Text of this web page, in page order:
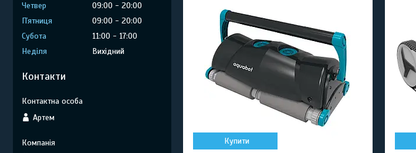
Купити
Четвер
09:00
20:00
Пʼятниця
09:00
20:00
Субота
11:00
17:00
Неділя
Вихідний
Контакти
Артем